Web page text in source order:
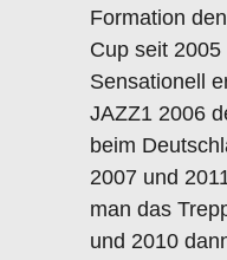
Formation
Cup seit 2005
Sensationell
JAZZ1 2006
beim
2007 und
man das
und 2010